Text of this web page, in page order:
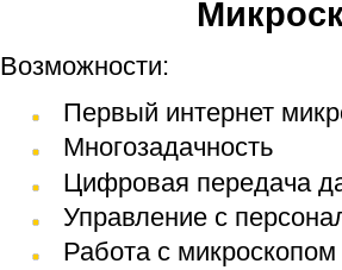
Возможности:
Первый интернет
Многозадачность
Цифровая передача
Управление с
Работа с